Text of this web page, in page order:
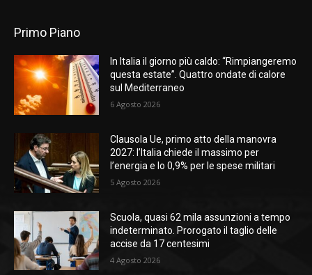
Primo Piano
In Italia il giorno più caldo: “Rimpiangeremo
questa estate”. Quattro ondate di calore
sul Mediterraneo
6 Agosto 2026
Clausola Ue, primo atto della manovra
2027: l’Italia chiede il massimo per
l’energia e lo 0,9% per le spese militari
5 Agosto 2026
Scuola, quasi 62 mila assunzioni a tempo
indeterminato. Prorogato il taglio delle
accise da 17 centesimi
4 Agosto 2026